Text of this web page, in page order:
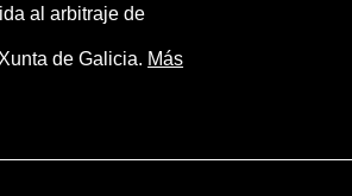
al arbitraje de
de Galicia. Más